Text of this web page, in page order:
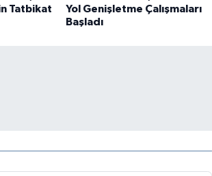
Tatbikat
Yol Genişletme Çalışmaları
Başladı